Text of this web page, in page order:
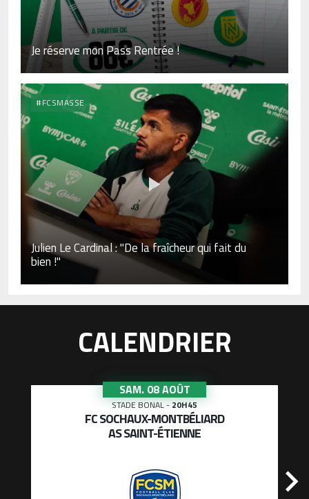
Je réserve mon Pass Rentrée !
#FCSMASSE
Julien Le Cardinal : "De la fraîcheur qui fait du
bien !"
CALENDRIER
SAM. 08 AOÛT
STADE BONAL-20H45
FC SOCHAUX-MONTBÉLIARD
AS SAINT-ÉTIENNE